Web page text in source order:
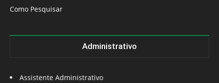
Como Pesquisar
Administrativo
Assistente Administrativo